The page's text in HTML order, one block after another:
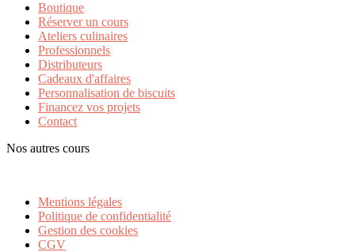
Boutique
Réserver un cours
Ateliers culinaires
Professionnels
Distributeurs
Cadeaux d'affaires
Personnalisation de biscuits
Financez vos projets
Contact
Nos autres cours
Mentions légales
Politique de confidentialité
Gestion des cookies
CGV